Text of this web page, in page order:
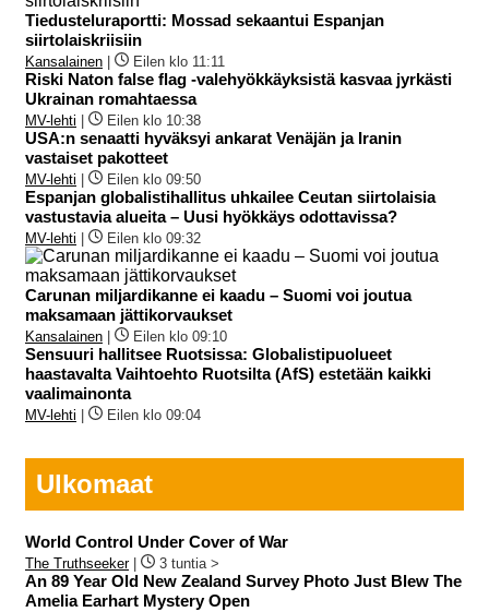
Tiedusteluraportti: Mossad sekaantui Espanjan
siirtolaiskriisiin
Kansalainen | Eilen klo 11:11
Riski Naton false flag -valehyökkäyksistä kasvaa jyrkästi
Ukrainan romahtaessa
MV-lehti | Eilen klo 10:38
USA:n senaatti hyväksyi ankarat Venäjän ja Iranin
vastaiset pakotteet
MV-lehti | Eilen klo 09:50
Espanjan globalistihallitus uhkailee Ceutan siirtolaisia
vastustavia alueita – Uusi hyökkäys odottavissa?
MV-lehti | Eilen klo 09:32
Carunan miljardikanne ei kaadu – Suomi voi joutua
maksamaan jättikorvaukset
Kansalainen | Eilen klo 09:10
Sensuuri hallitsee Ruotsissa: Globalistipuolueet
haastavalta Vaihtoehto Ruotsilta (AfS) estetään kaikki
vaalimainonta
MV-lehti | Eilen klo 09:04
Ulkomaat
World Control Under Cover of War
The Truthseeker| 3 tuntia >
An 89 Year Old New Zealand Survey Photo Just Blew The
Amelia Earhart Mystery Open